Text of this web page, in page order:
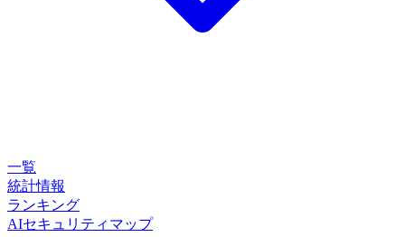
一覧
統計情報
ランキング
AIセキュリティマップ